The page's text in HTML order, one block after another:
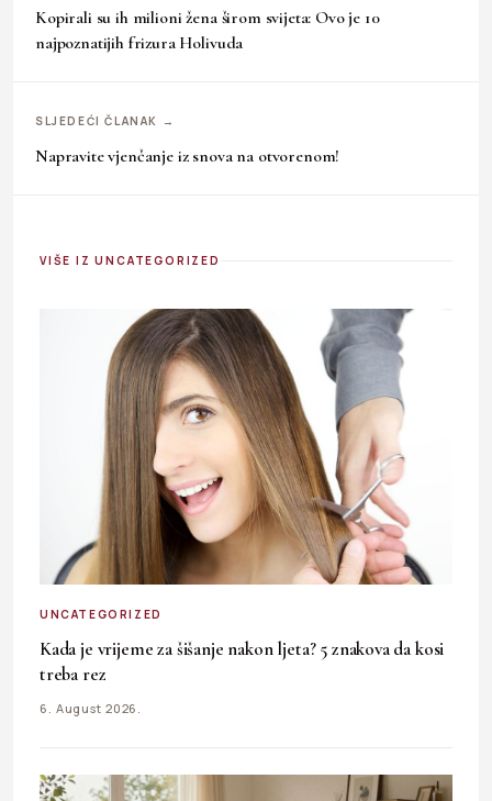
Kopirali su ih milioni žena širom svijeta: Ovo je 10
najpoznatijih frizura Holivuda
SLJEDEĆI ČLANAK →
Napravite vjenčanje iz snova na otvorenom!
VIŠE IZ UNCATEGORIZED
UNCATEGORIZED
Kada je vrijeme za šišanje nakon ljeta? 5 znakova da kosi
treba rez
6. August 2026.